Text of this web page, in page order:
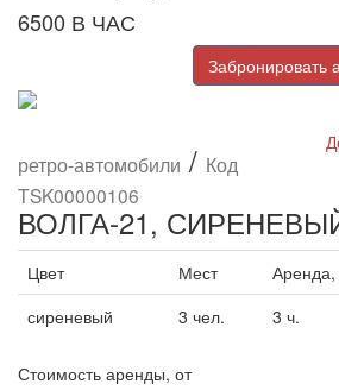
6500 В ЧАС
Забронировать
ретро-автомобили / Код
TSK00000106
ВОЛГА-21,
Цвет Мест Аренда,
сиреневый
3 чел. 3 ч.
Стоимость аренды, от